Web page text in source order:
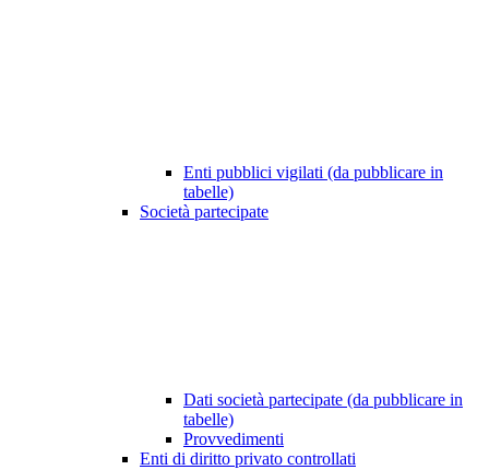
Enti pubblici vigilati (da pubblicare in
tabelle)
Società partecipate
Dati società partecipate (da pubblicare in
tabelle)
Provvedimenti
Enti di diritto privato controllati